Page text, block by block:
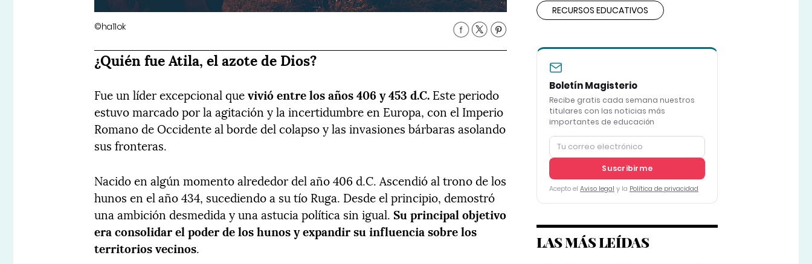
©ha11ok
¿Quién fue Atila, el azote de Dios?
Fue un líder excepcional quevivió entre los años 406 y 453 d.C. Este periodo
estuvo marcado por la agitación y la incertidumbre en Europa, con el Imperio
Romano de Occidente al borde del colapso y las invasiones bárbaras asolando
sus fronteras.
Nacido en algún momento alrededor del año 406 d.C. Ascendió al trono de los
hunos en el año 434, sucediendo a su tío Ruga. Desde el principio, demostró
una ambición desmedida y una astucia política sin igual.Su principal objetivo
era consolidar el poder de los hunos y expandir su influencia sobre los
territorios vecinos.
RECURSOS EDUCATIVOS
Boletín Magisterio
Recibe gratis cada semana nuestros
titulares con las noticias más
importantes de educación
Suscribirme
Acepto el Aviso legal y la Política de privacidad
LAS MÁS LEÍDAS